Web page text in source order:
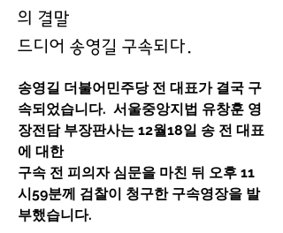
의 결말
드디어 송영길 구속되다.
송영길 더불어민주당 전 대표가 결국 구
속되었습니다.  서울중앙지법 유창훈 영
장전담 부장판사는 12월18일 송 전 대표
에 대한
구속 전 피의자 심문을 마친 뒤 오후 11
시59분께 검찰이 청구한 구속영장을 발
부했습니다.